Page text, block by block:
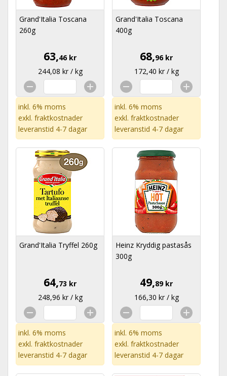
Grand'Italia Toscana
260g
63,46 kr
244,08 kr / kg
inkl. 6% moms
exkl. fraktkostnader
leveranstid 4-7 dagar
Grand'Italia Toscana
400g
68,96 kr
172,40 kr / kg
inkl. 6% moms
exkl. fraktkostnader
leveranstid 4-7 dagar
Grand'Italia Tryffel 260g
64,73 kr
248,96 kr / kg
inkl. 6% moms
exkl. fraktkostnader
leveranstid 4-7 dagar
Heinz Kryddig pastasås
300g
49,89 kr
166,30 kr / kg
inkl. 6% moms
exkl. fraktkostnader
leveranstid 4-7 dagar